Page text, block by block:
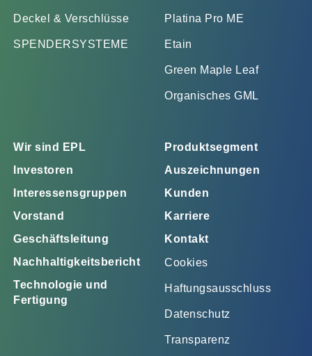
Deckel & Verschlüsse
SPENDERSYSTEME
Platina Pro ME
Etain
Green Maple Leaf
Organisches GML
Wir sind EPL
Investoren
Interessensgruppen
Vorstand
Geschäftsleitung
Nachhaltigkeitsbericht
Technologie und
Fertigung
Produktsegment
Auszeichnungen
Kunden
Karriere
Kontakt
Cookies
Haftungsausschluss
Datenschutz
Transparenz